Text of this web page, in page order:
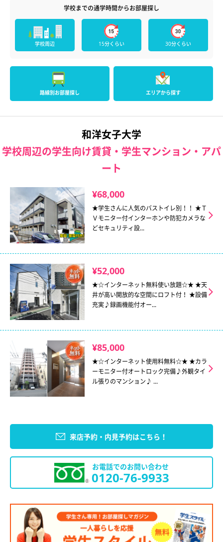
学校までの通学時間からお部屋探し
学校周辺 15分くらい 30分くらい
路線別お部屋探し エリアから探す
和洋女子大学
学校周辺の学生向け賃貸・学生マンション・アパ
ート
¥68,000
★学生さんに人気のバストイレ別！！ ★Ｔ
Ｖモニター付インターホンや防犯カメラな
どセキュリティ設...
¥52,000
★☆インターネット無料使い放題☆★ ★天
井が高い開放的な空間にロフト付！ ★設備
充実♪録画機能付オー...
¥85,000
★☆インターネット使用料無料☆★ ★カラ
ーモニター付オートロック完備♪外観タイ
ル張りのマンション♪ ...
来店予約・内見予約はこちら！
お電話でのお問い合わせ
0120-76-9933